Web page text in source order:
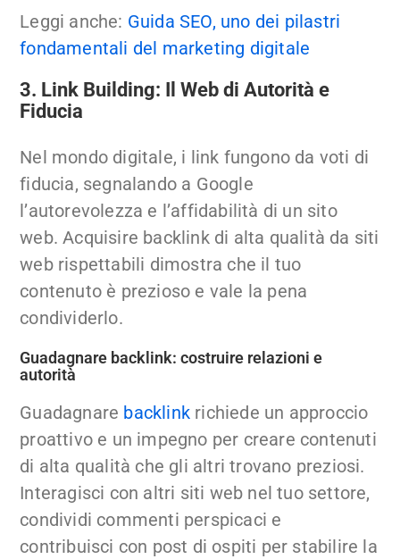
Leggi anche: Guida SEO, uno dei pilastri
fondamentali del marketing digitale
3. Link Building: Il Web di Autorità e
Fiducia
Nel mondo digitale, i link fungono da voti di
fiducia, segnalando a Google
l’autorevolezza e l’affidabilità di un sito
web. Acquisire backlink di alta qualità da siti
web rispettabili dimostra che il tuo
contenuto è prezioso e vale la pena
condividerlo.
Guadagnare backlink: costruire relazioni e
autorità
Guadagnare backlink richiede un approccio
proattivo e un impegno per creare contenuti
di alta qualità che gli altri trovano preziosi.
Interagisci con altri siti web nel tuo settore,
condividi commenti perspicaci e
contribuisci con post di ospiti per stabilire la